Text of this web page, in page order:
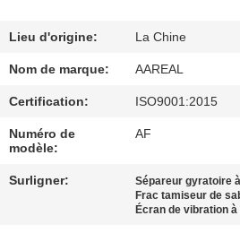
L'USINE
CONTRÔLE
DE
QUALITÉ
Lieu d'origine: La Chine
Nom de marque: AAREAL
Certification: ISO9001:2015
Numéro de
modèle:
AF
Surligner: Sépareur gyratoire
Frac tamiseur de
Écran de vibration